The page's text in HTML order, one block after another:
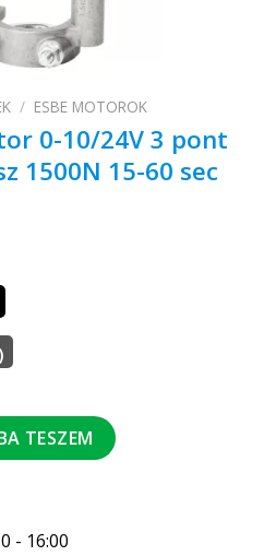
/ ESBE MOTOROK
0-10/24V 3 pont
1500N 15-60 sec
3 pont 60 mm lökethossz
TESZEM
- 16:00